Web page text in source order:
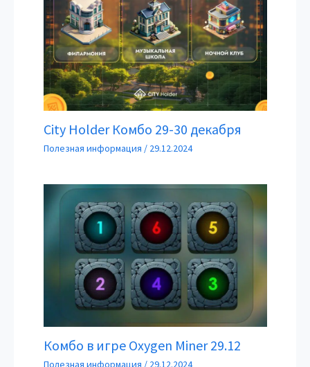
City Holder Комбо 29-30 декабря
Полезная информация / 29.12.2024
Комбо в игре Oxygen Miner 29.12
Полезная информация / 29.12.2024